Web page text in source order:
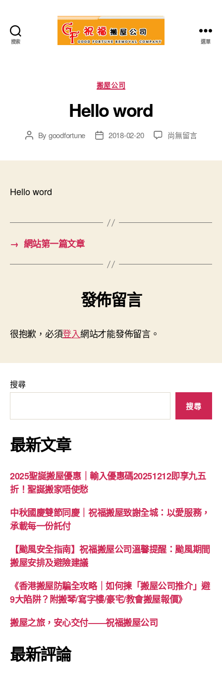
搜索
屋
公
司
選單
Categories
搬屋公司
Hello word
PostBy goodfortune
Post2018-02-20
在
尚無留言
Hello word
→ 網站第一篇文章
發佈留言
很抱歉，必須登入網站才能發佈留言。
搜尋
搜尋
最新文章
2025聖誕搬屋優惠｜輸入優惠碼20251212即享九五
折！聖誕搬家唔使愁
中秋國慶雙節同慶｜祝福搬屋致謝全城：以愛服務，
承載每一份託付
【颱風安全指南】祝福搬屋公司溫馨提醒：颱風期間
搬屋安排及避險建議
《香港搬屋防騙全攻略｜如何揀「搬屋公司推介」避
9大陷阱？附搬琴/寫字樓/豪宅/教會搬屋報價》
搬屋之旅，安心交付——祝福搬屋公司
最新評論